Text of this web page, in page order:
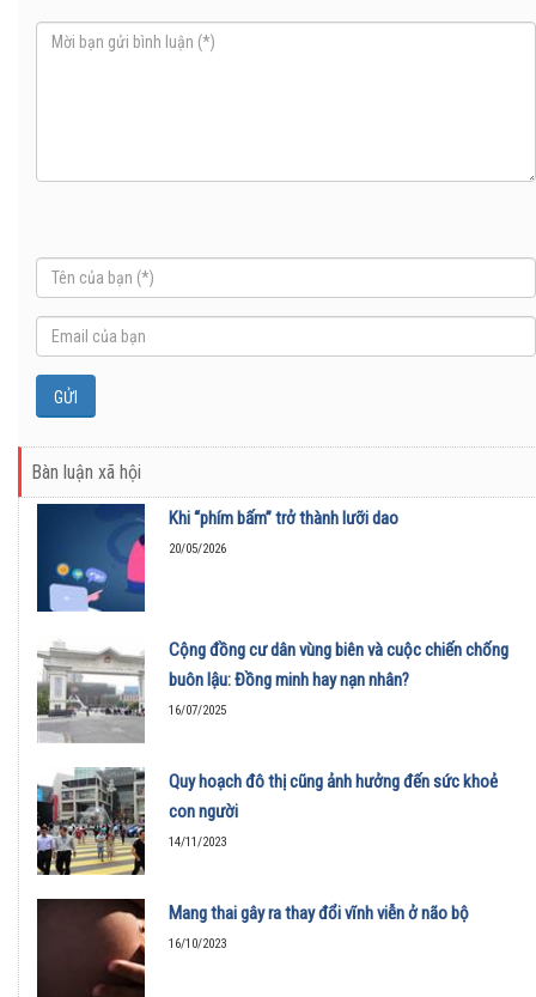
Bàn luận xã hội
Khi “phím bấm” trở thành lưỡi dao
20/05/2026
Cộng đồng cư dân vùng biên và cuộc chiến chống
buôn lậu: Đồng minh hay nạn nhân?
16/07/2025
Quy hoạch đô thị cũng ảnh hưởng đến sức khoẻ
con người
14/11/2023
Mang thai gây ra thay đổi vĩnh viễn ở não bộ
16/10/2023